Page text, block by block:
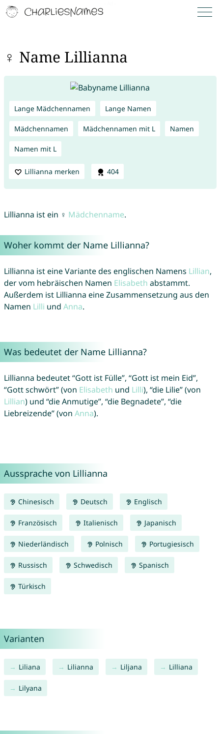
♀ Name Lillianna
Lange Mädchennamen Lange Namen
Mädchennamen Mädchennamen mit L Namen
Namen mit L
Lillianna merken 404
Lillianna ist ein ♀ Mädchenname.
Woher kommt der Name Lillianna?
Lillianna ist eine Variante des englischen Namens Lillian,
der vom hebräischen Namen Elisabeth abstammt.
Außerdem ist Lillianna eine Zusammensetzung aus den
Namen Lilli und Anna.
Was bedeutet der Name Lillianna?
Lillianna bedeutet “Gott ist Fülle”, “Gott ist mein Eid”,
“Gott schwört” (von Elisabeth und Lilli), “die Lilie” (von
Lillian) und “die Anmutige”, “die Begnadete”, “die
Liebreizende” (von Anna).
Aussprache von Lillianna
Chinesisch Deutsch Englisch
Französisch Italienisch Japanisch
Niederländisch Polnisch Portugiesisch
Russisch Schwedisch Spanisch
Türkisch
Varianten
Liliana Lilianna Liljana Lilliana
Lilyana